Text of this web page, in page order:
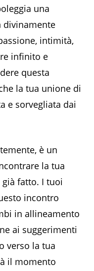
una
divinamente
intimità,
infinito e
questa
la tua unione di
e sorvegliata dai
è un
la tua
già fatto. I tuoi
incontro
in allineamento
ai suggerimenti
verso la tua
il momento